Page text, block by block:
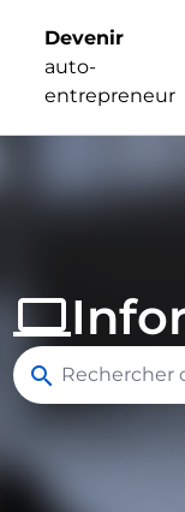
Devenir
auto-
entrepreneur
computer
search